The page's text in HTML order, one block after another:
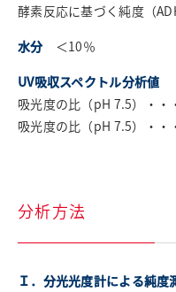
酵素反応に基づく純度（
水分＜10％
UV吸収スペクトル分析値
吸光度の比（pH 7.5）・・
吸光度の比（pH 7.5）・・
分析方法
Ｉ．分光光度計による純度